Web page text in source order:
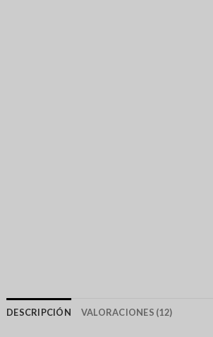
DESCRIPCIÓN VALORACIONES (12)